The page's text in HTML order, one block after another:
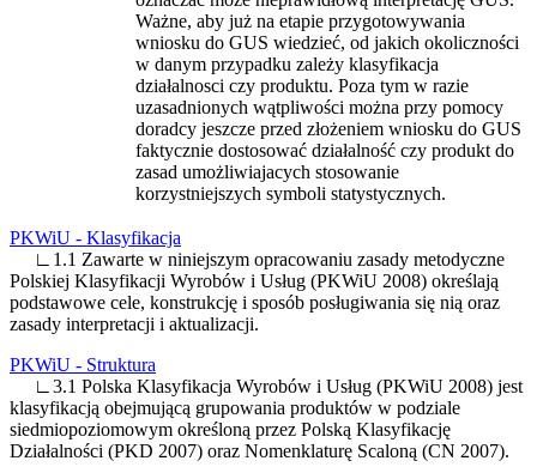
Ważne, aby już na etapie przygotowywania
wniosku do GUS wiedzieć, od jakich okoliczności
w danym przypadku zależy klasyfikacja
działalnosci czy produktu. Poza tym w razie
uzasadnionych wątpliwości można przy pomocy
doradcy jeszcze przed złożeniem wniosku do GUS
faktycznie dostosować działalność czy produkt do
zasad umożliwiajacych stosowanie
korzystniejszych symboli statystycznych.
PKWiU - Klasyfikacja
∟1.1 Zawarte w niniejszym opracowaniu zasady metodyczne
Polskiej Klasyfikacji Wyrobów i Usług (PKWiU 2008) określają
podstawowe cele, konstrukcję i sposób posługiwania się nią oraz
zasady interpretacji i aktualizacji.
PKWiU - Struktura
∟3.1 Polska Klasyfikacja Wyrobów i Usług (PKWiU 2008) jest
klasyfikacją obejmującą grupowania produktów w podziale
siedmiopoziomowym określoną przez Polską Klasyfikację
Działalności (PKD 2007) oraz Nomenklaturę Scaloną (CN 2007).